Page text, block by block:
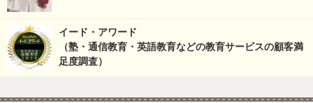
イード・アワード
（塾・通信教育・英語教育などの教育サービスの顧客満
足度調査）